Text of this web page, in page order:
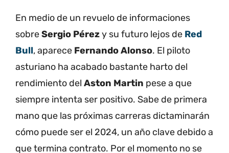
En medio de un revuelo de informaciones
sobreSergio Pérezy su futuro lejos de Red
Bull, aparece Fernando Alonso. El piloto
asturiano ha acabado bastante harto del
rendimiento del Aston Martin pese a que
siempre intenta ser positivo. Sabe de primera
mano que las próximas carreras dictaminarán
cómo puede ser el 2024, un año clave debido a
que termina contrato. Por el momento no se